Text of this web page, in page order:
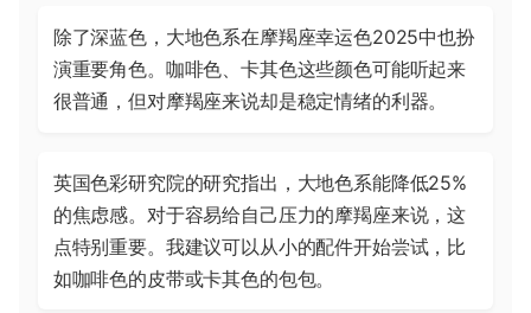
除了深蓝色，大地色系在摩羯座幸运色2025中也扮
演重要角色。咖啡色、卡其色这些颜色可能听起来
很普通，但对摩羯座来说却是稳定情绪的利器。
英国色彩研究院的研究指出，大地色系能降低25%
的焦虑感。对于容易给自己压力的摩羯座来说，这
点特别重要。我建议可以从小的配件开始尝试，比
如咖啡色的皮带或卡其色的包包。